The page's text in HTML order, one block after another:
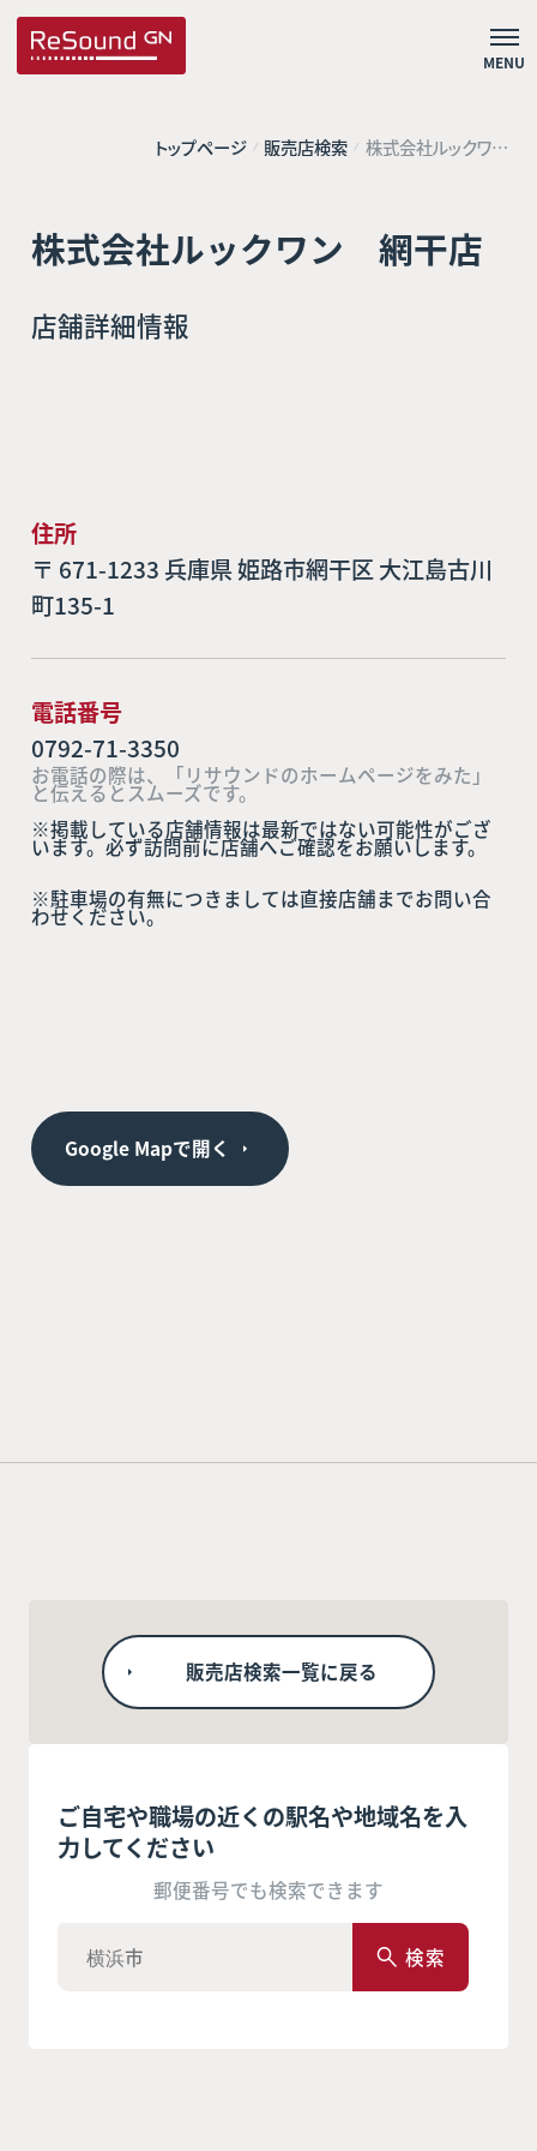
MENU
トップページ 販売店検索 株式会社ルックワ
ン 網干店
株式会社ルックワン 網干店
店舗詳細情報
住所
〒 671-1233 兵庫県 姫路市網干区 大江島古川
町135-1
電話番号
0792-71-3350
お電話の際は、「リサウンドのホームページをみた」
と伝えるとスムーズです。
※掲載している店舗情報は最新ではない可能性がござ
います。必ず訪問前に店舗へご確認をお願いします。
※駐車場の有無につきましては直接店舗までお問い合
わせください。
Google Mapで開く
販売店検索一覧に戻る
ご自宅や職場の近くの駅名や地域名を入
力してください
郵便番号でも検索できます
検索